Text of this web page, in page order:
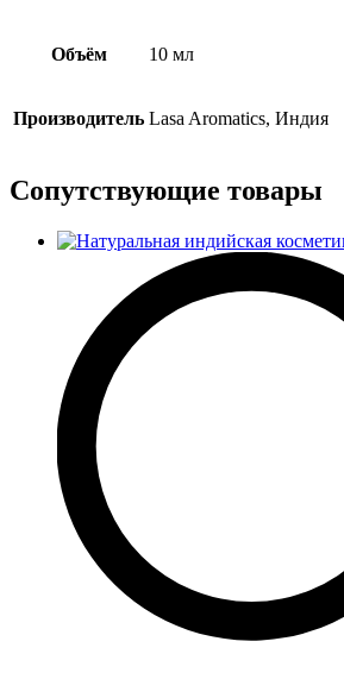
Объём 10 мл
Производитель Lasa Aromatics, Индия
Сопутствующие товары